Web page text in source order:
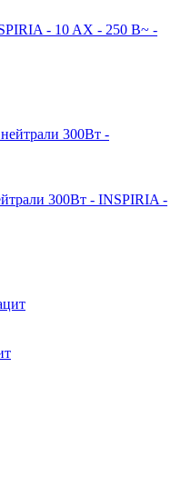
- 10 AX - 250 В~ -
300Вт - INSPIRIA -